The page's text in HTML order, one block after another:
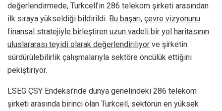
değerlendirmede, Turkcell’in 286 telekom şirketi arasından
ilk sıraya yükseldiği bildirildi. Bu başarı, çevre vizyonunu
finansal stratejiyle birleştiren uzun vadeli bir yol haritasının
uluslararası teyidi olarak değerlendiriliyor ve şirketin
sürdürülebilirlik çalışmalarıyla sektöre öncülük ettiğini
pekiştiriyor.
LSEG ÇSY Endeksi’nde dünya genelindeki 286 telekom
şirketi arasında birinci olan Turkcell, sektörün en yüksek